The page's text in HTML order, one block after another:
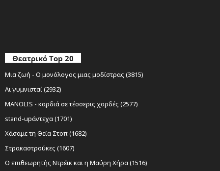
Θεατρικό Top 20
Μια ζωή - Ο μονόλογος μιας μοδίστρας (3815)
Αι γυμνισταί (2932)
MANOLIS - καρδιά σε τέσσερις χορδές (2577)
stand-upάντεχα (1701)
Χάσαμε τη Θεία Στοπ (1682)
Στρακαστρούκες (1607)
Ο επιθεωρητής Ντρέικ και η Μαύρη Χήρα (1516)